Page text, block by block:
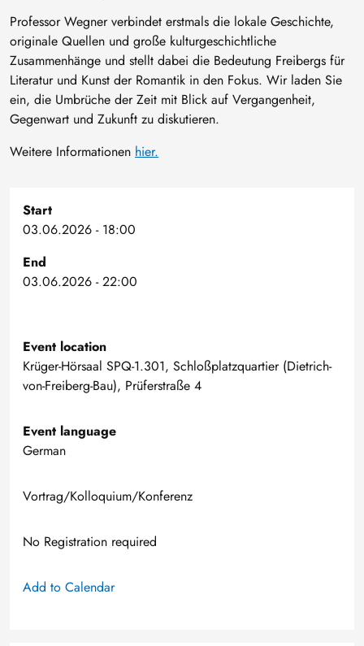
Professor Wegner verbindet erstmals die lokale Geschichte,
originale Quellen und große kulturgeschichtliche
Zusammenhänge und stellt dabei die Bedeutung Freibergs für
Literatur und Kunst der Romantik in den Fokus. Wir laden Sie
ein, die Umbrüche der Zeit mit Blick auf Vergangenheit,
Gegenwart und Zukunft zu diskutieren.
Weitere Informationen hier.
Start
03.06.2026 - 18:00
End
03.06.2026 - 22:00
Event location
Krüger-Hörsaal SPQ-1.301, Schloßplatzquartier (Dietrich-
von-Freiberg-Bau), Prüferstraße 4
Event language
German
Vortrag/Kolloquium/Konferenz
No Registration required
Add to Calendar